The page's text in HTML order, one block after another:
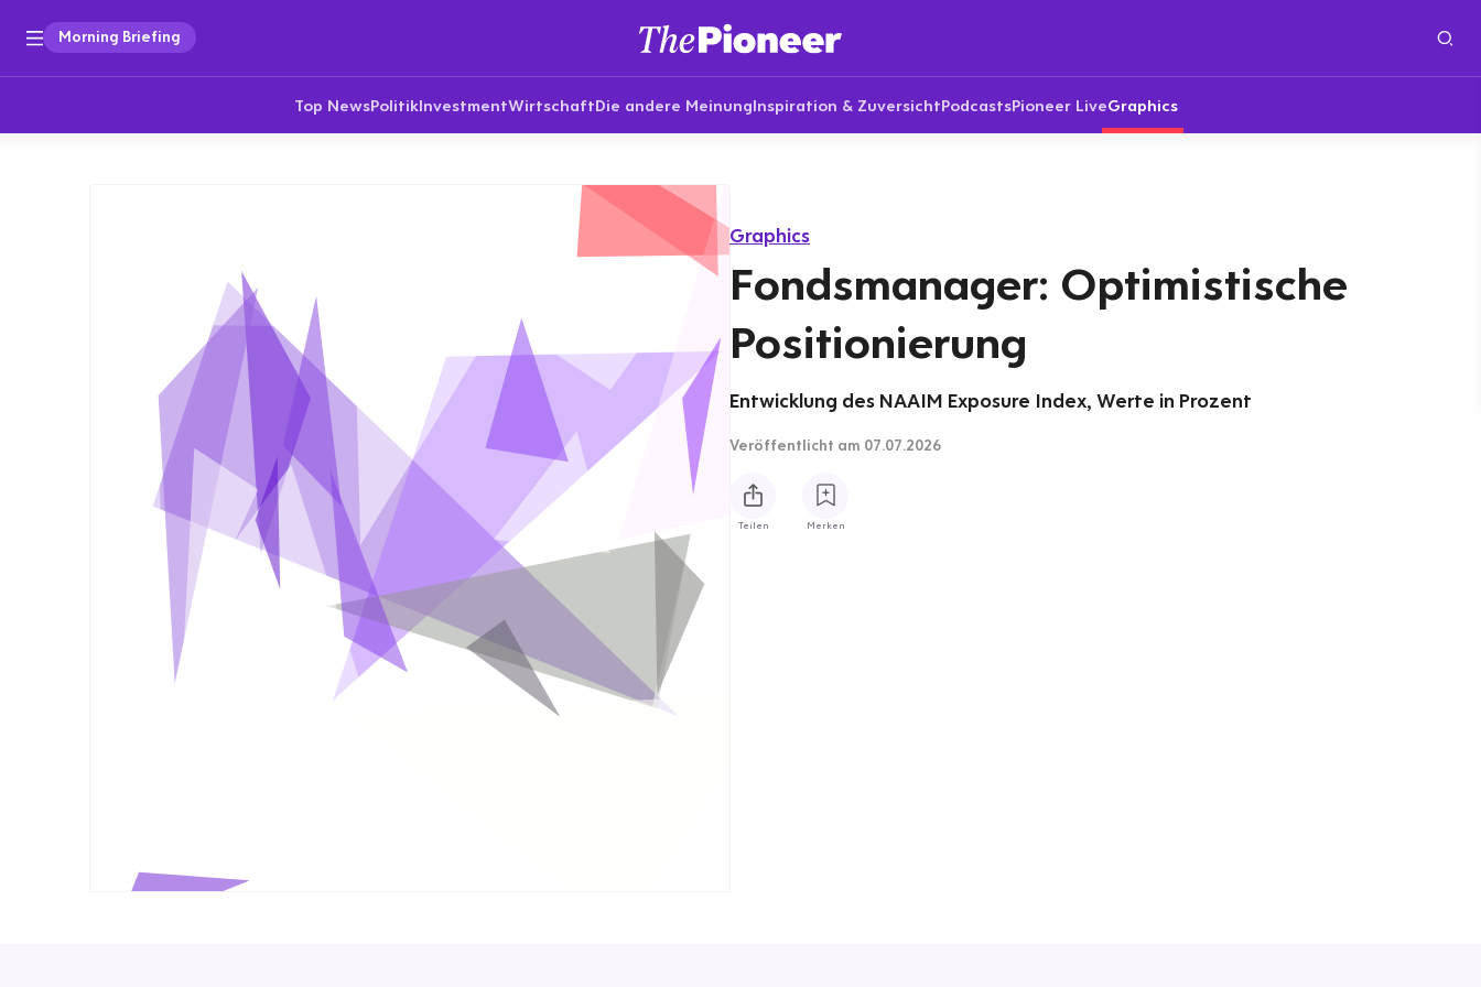
Morning Briefing
Top NewsPolitikInvestmentWirtschaftDie andere MeinungInspiration & ZuversichtPodcastsPioneer LiveGraphics
Graphics
Fondsmanager: Optimistische
Positionierung
Entwicklung des NAAIM Exposure Index, Werte in Prozent
Veröffentlicht am 07.07.2026
Teilen Merken